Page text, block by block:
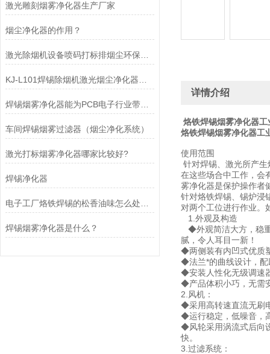
激光雕刻烟雾净化器生产厂家
烟尘净化器的作用？
车间焊锡烟雾过滤器（烟尘净化系统）
激光打标烟雾净化器哪家比较好?
焊锡净化器
焊锡烟雾净化器是什么？
详情介绍
烙铁焊锡烟雾净化器
烙铁焊锡烟雾净化器工
使用范围
针对焊锡、激光所产
在这些场合中工作，会
雾净化器是保护操作者
针对烙铁焊锡、锡炉浸
对两个工位进行作业。
1.外观及构造
◆外观简洁大方，稳
腻，令人耳目一新！
◆两侧装有内凹式优质
◆法兰*的曲线设计，配
◆安装人性化无级调速
◆产品体积小巧，无需
2.风机：
◆采用高转速直流无刷
◆运行稳定，低噪音，
◆风轮采用涡流式后向
快。
3.过滤系统：